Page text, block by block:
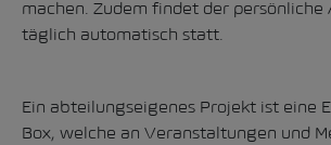
machen. Zudem findet der persönliche
täglich automatisch statt.
Ein abteilungseigenes Projekt ist eine
Box, welche an Veranstaltungen und